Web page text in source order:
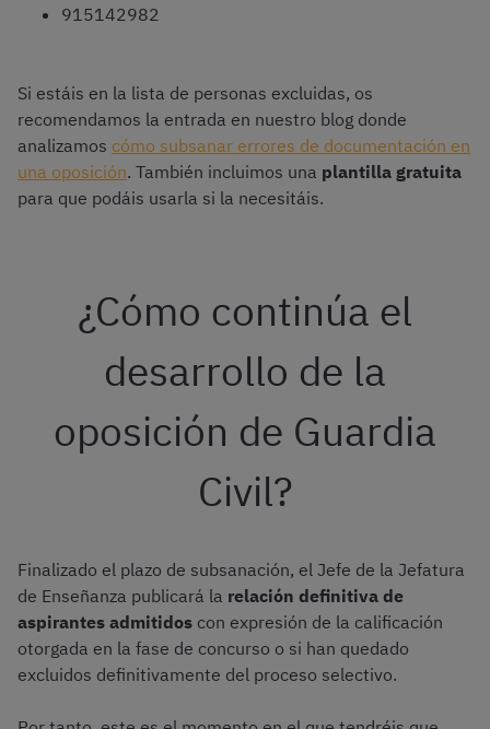
915142982
Si estáis en la lista de personas excluidas, os
recomendamos la entrada en nuestro blog donde
analizamos cómo subsanar errores de documentación en
una oposición. También incluimos una plantilla gratuita
para que podáis usarla si la necesitáis.
¿Cómo continúa el
desarrollo de la
oposición de Guardia
Civil?
Finalizado el plazo de subsanación, el Jefe de la Jefatura
de Enseñanza publicará la relación definitiva de
aspirantes admitidos con expresión de la calificación
otorgada en la fase de concurso o si han quedado
excluidos definitivamente del proceso selectivo.